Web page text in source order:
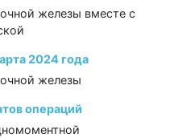
железы вместе с
2024 года
железы
операций